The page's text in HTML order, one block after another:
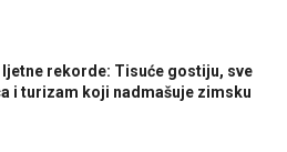
ljetne rekorde: Tisuće gostiju, sve
i turizam koji nadmašuje zimsku